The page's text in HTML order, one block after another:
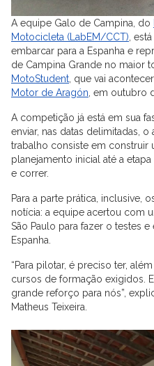
A equipe Galo de Campina, do
Motocicleta (LabEM/CCT) ,
embarcar para a Espanha e
de Campina Grande no maior
MotoStudent , que vai
Motor de Aragón , em outubro
A competição já está em sua
enviar, nas datas delimitadas,
trabalho consiste em construir
planejamento inicial até a
e correr.
Para a parte prática, inclusive,
notícia: a equipe acertou com
São Paulo para fazer o testes
Espanha.
“Para pilotar, é preciso ter,
cursos de formação exigidos.
grande reforço para nós”,
Matheus Teixeira.